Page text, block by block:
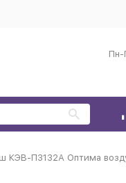
Пн-
КЭВ-П3132А Оптима